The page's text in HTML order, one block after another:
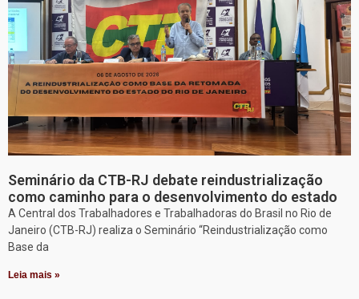
Seminário da CTB-RJ debate reindustrialização
como caminho para o desenvolvimento do estado
A Central dos Trabalhadores e Trabalhadoras do Brasil no Rio de
Janeiro (CTB-RJ) realiza o Seminário “Reindustrialização como
Base da
Leia mais »